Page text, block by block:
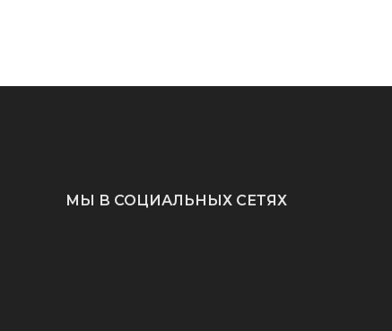
МЫ В СОЦИАЛЬНЫХ СЕТЯХ